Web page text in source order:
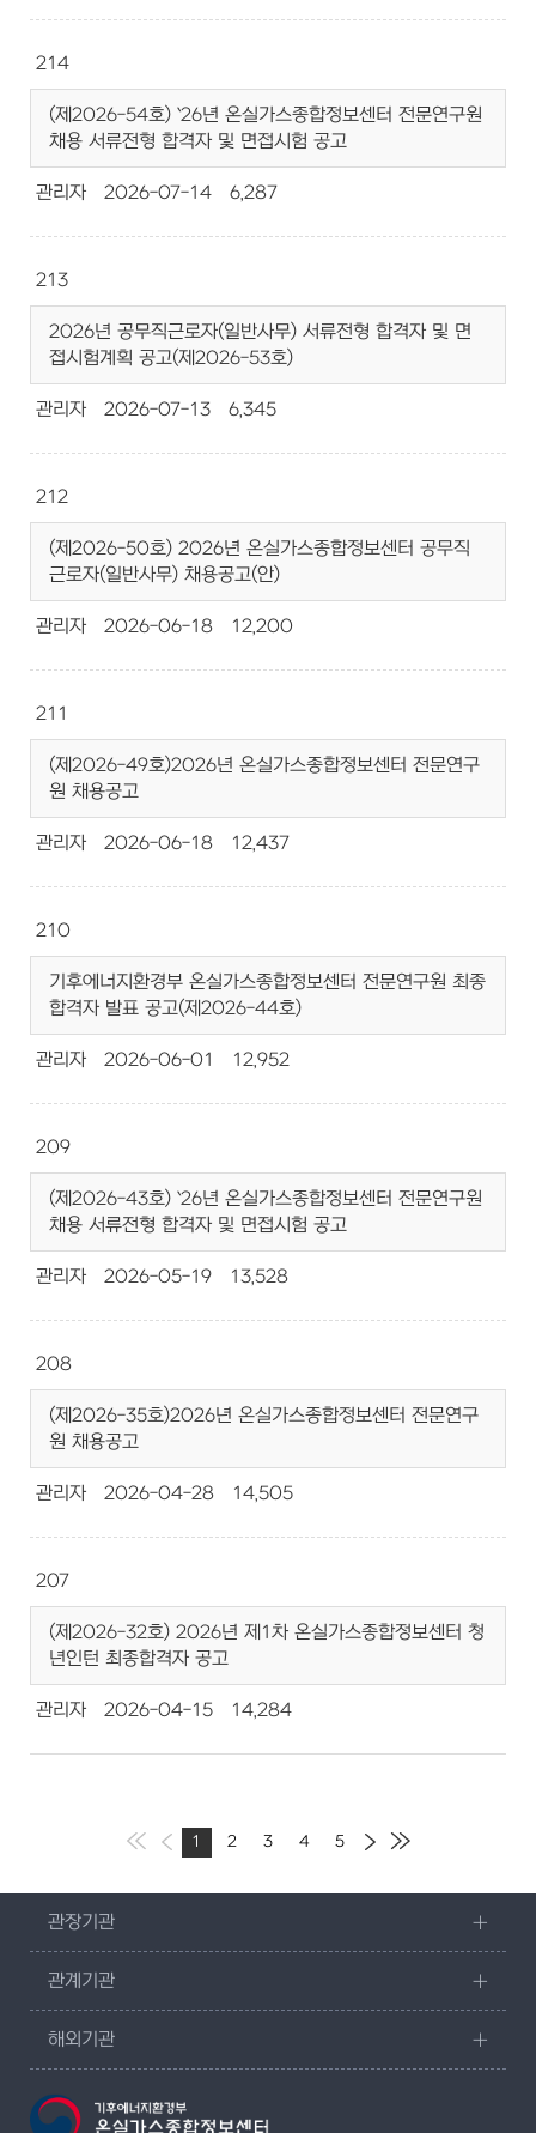
214
(제2026-54호) `26년 온실가스종합정보센터 전문연구원
채용 서류전형 합격자 및 면접시험 공고
관리자 2026-07-14 6,287
213
2026년 공무직근로자(일반사무) 서류전형 합격자 및 면
접시험계획 공고(제2026-53호)
관리자 2026-07-13 6,345
212
(제2026-50호) 2026년 온실가스종합정보센터 공무직
근로자(일반사무) 채용공고(안)
관리자 2026-06-18 12,200
211
(제2026-49호)2026년 온실가스종합정보센터 전문연구
원 채용공고
관리자 2026-06-18 12,437
210
기후에너지환경부 온실가스종합정보센터 전문연구원 최종
합격자 발표 공고(제2026-44호)
관리자 2026-06-01 12,952
209
(제2026-43호) `26년 온실가스종합정보센터 전문연구원
채용 서류전형 합격자 및 면접시험 공고
관리자 2026-05-19 13,528
208
(제2026-35호)2026년 온실가스종합정보센터 전문연구
원 채용공고
관리자 2026-04-28 14,505
207
(제2026-32호) 2026년 제1차 온실가스종합정보센터 청
년인턴 최종합격자 공고
관리자 2026-04-15 14,284
1 2 3 4 5
관장기관
관계기관
해외기관